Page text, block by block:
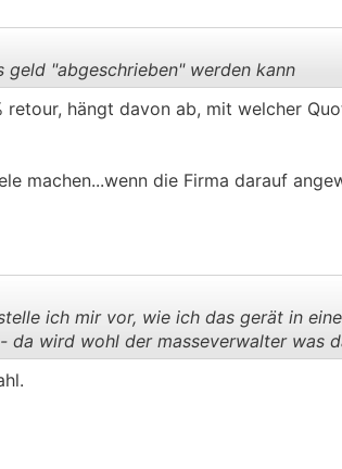
"abgeschrieben" werden kann
hängt davon ab, mit welcher
machen...wenn die Firma darauf
ich mir vor, wie ich das gerät in
wird wohl der masseverwalter was